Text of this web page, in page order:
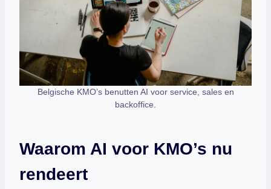
Belgische KMO’s benutten AI voor service, sales en
backoffice.
Waarom AI voor KMO’s nu
rendeert